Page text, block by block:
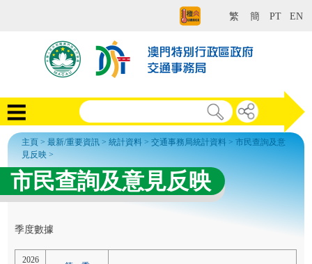
繁 簡 PT EN
主頁 >最新/重要資訊 >統計資料 >交通事務局統計資料 >市民查詢及意
見反映 >
市民查詢及意見反映
季度數據
2026